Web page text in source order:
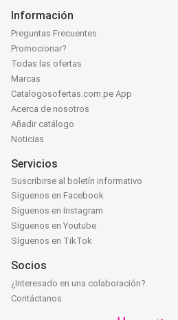
Información
Preguntas Frecuentes
Promocionar?
Todas las ofertas
Marcas
Catalogosofertas.com.pe App
Acerca de nosotros
Añadir catálogo
Noticias
Servicios
Suscribirse al boletín informativo
Síguenos en Facebook
Síguenos en Instagram
Síguenos en Youtube
Síguenos en TikTok
Socios
¿Interesado en una colaboración?
Contáctanos